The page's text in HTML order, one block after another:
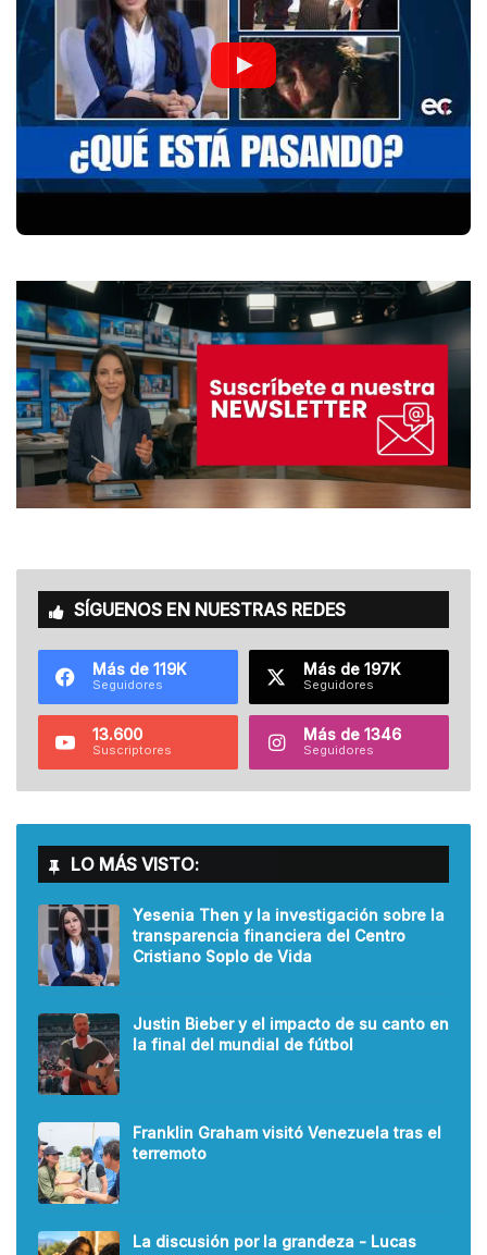
SÍGUENOS EN NUESTRAS REDES
Más de 119K
Seguidores
Más de 197K
Seguidores
13.600
Suscriptores
Más de 1346
Seguidores
LO MÁS VISTO:
Yesenia Then y la investigación sobre la
transparencia financiera del Centro
Cristiano Soplo de Vida
Justin Bieber y el impacto de su canto en
la final del mundial de fútbol
Franklin Graham visitó Venezuela tras el
terremoto
La discusión por la grandeza - Lucas